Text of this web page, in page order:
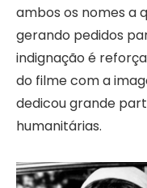
ambos os nomes a
gerando pedidos
indignação é
do filme com a
dedicou grande
humanitárias.